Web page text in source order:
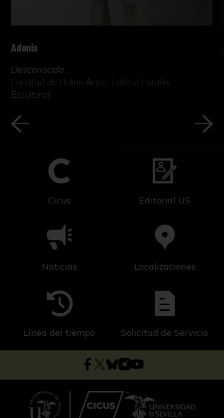
Adonis
Desconocido
Facultad de Bellas Artes. Edificio Laraña
Esculturas
Cicus Editorial US
Noticias Localizaciones
Línea del tiempo Solicitud de Servicio